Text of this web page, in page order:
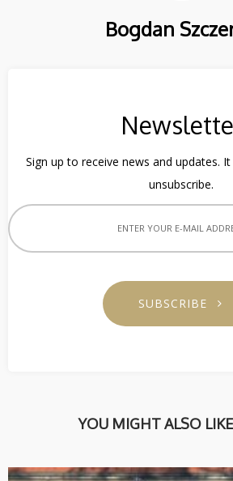
Bogdan
Sign up to receive news and updates.
unsubscribe.
SUBSCRIBE
YOU MIGHT ALSO